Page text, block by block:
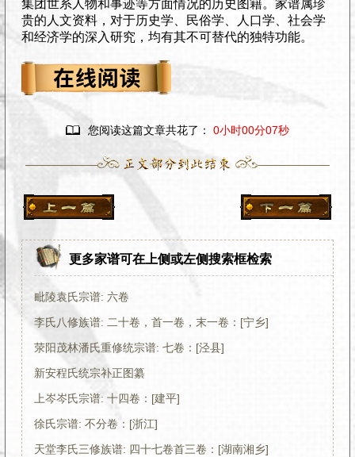
集团世系人物和事迹等方面情况的历史图籍。家谱属珍
贵的人文资料，对于历史学、民俗学、人口学、社会学
和经济学的深入研究，均有其不可替代的独特功能。
 您阅读这篇文章共花了： 0小时00分08秒
更多家谱可在上侧或左侧搜索框检索
毗陵袁氏宗谱: 六卷
李氏八修族谱: 二十卷，首一卷，末一卷：[宁乡]
荥阳茂林潘氏重修统宗谱: 七卷：[泾县]
新安程氏统宗补正图纂
上岑岑氏宗谱: 十四卷：[建平]
徐氏宗谱: 不分卷：[浙江]
天堂李氏三修族谱: 四十七卷首三卷：[湖南湘乡]